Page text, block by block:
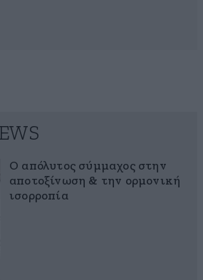
Ο απόλυτος σύμμαχος στην
αποτοξίνωση & την ορμονική
ισορροπία